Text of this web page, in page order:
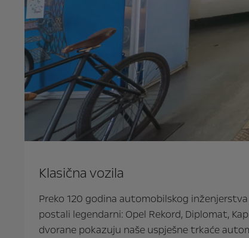
Klasična vozila
Preko 120 godina automobilskog
postali legendarni: Opel Rekord, Diplomat,
dvorane pokazuju naše uspješne trkaće